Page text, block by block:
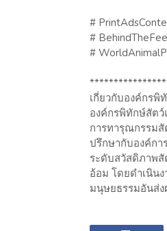
#
#
#
เกี่ยวกับองค์กรพิ
องค์กรพิทักษ์สัตว์
การทารุณกรรม
ปรึกษากับองค์กา
ระดับสวัสดิภาพ
อ้อม โดยดำเนิน
มนุษยธรรมอันส่